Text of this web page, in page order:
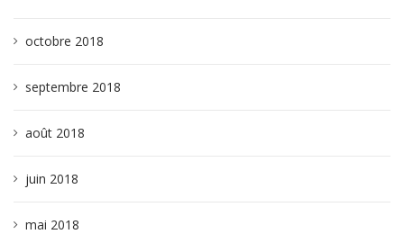
octobre 2018
septembre 2018
août 2018
juin 2018
mai 2018